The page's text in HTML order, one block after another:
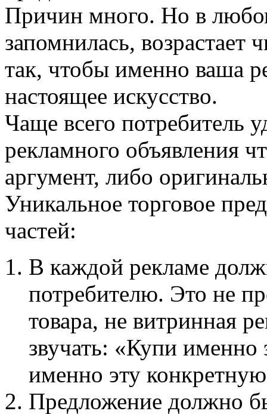
Причин много. Но в
запомнилась, возрастает
так, чтобы именно ваша
настоящее искусство.
Чаще всего потребитель
рекламного объявления
аргумент, либо
Уникальное торговое
частей:
В каждой рекламе
потребителю. Это не
товара, не витринная
звучать: «Купи именно
именно эту
Предложение должно